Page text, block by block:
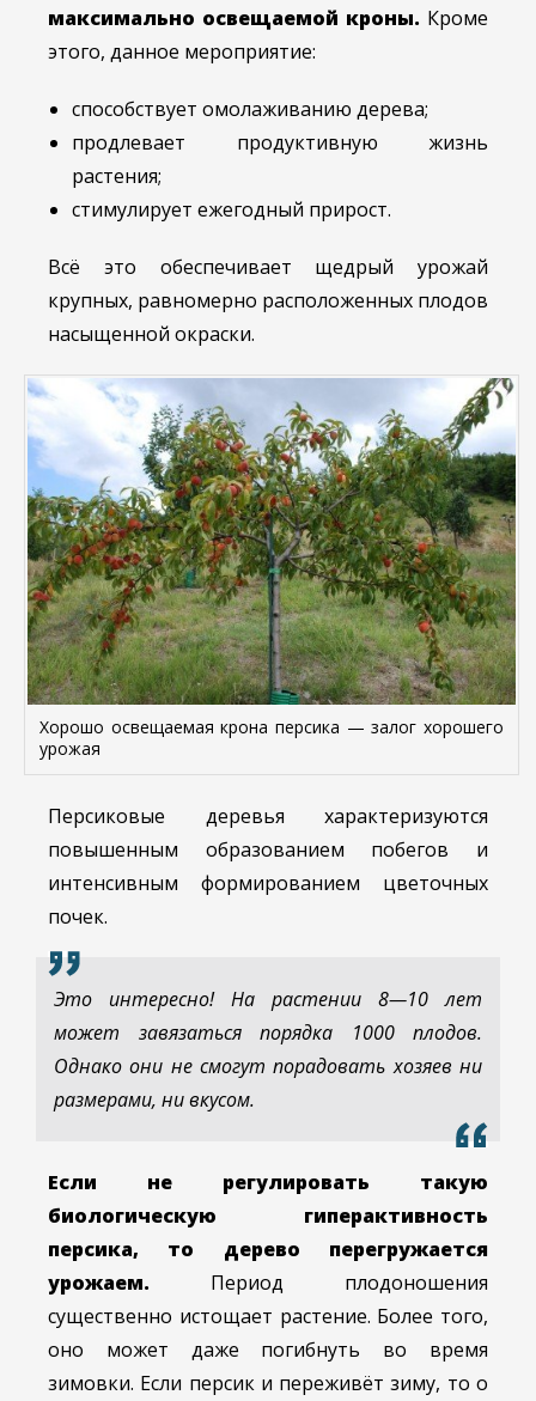
максимально освещаемой кроны. Кроме
этого, данное мероприятие:
способствует омолаживанию дерева;
продлевает продуктивную жизнь
растения;
стимулирует ежегодный прирост.
Всё это обеспечивает щедрый урожай
крупных, равномерно расположенных плодов
насыщенной окраски.
Хорошо освещаемая крона персика — залог хорошего
урожая
Персиковые деревья характеризуются
повышенным образованием побегов и
интенсивным формированием цветочных
почек.
Это интересно! На растении 8—10 лет
может завязаться порядка 1000 плодов.
Однако они не смогут порадовать хозяев ни
размерами, ни вкусом.
Если не регулировать такую
биологическую гиперактивность
персика, то дерево перегружается
урожаем. Период плодоношения
существенно истощает растение. Более того,
оно может даже погибнуть во время
зимовки. Если персик и переживёт зиму, то о